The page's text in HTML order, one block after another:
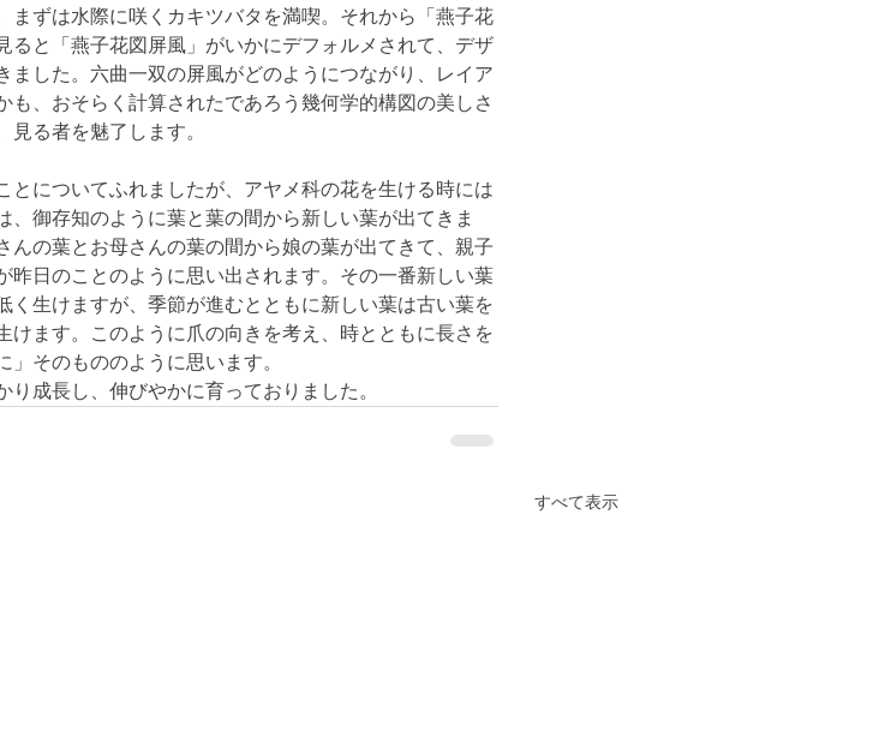
まずは水際に咲くカキツバタを満喫。それから「燕子花
ると「燕子花図屏風」がいかにデフォルメされて、デザ
ました。六曲一双の屏風がどのようにつながり、レイア
、おそらく計算されたであろう幾何学的構図の美しさ
る者を魅了します。
についてふれましたが、アヤメ科の花を生ける時には
御存知のように葉と葉の間から新しい葉が出てきま
の葉とお母さんの葉の間から娘の葉が出てきて、親子
昨日のことのように思い出されます。その一番新しい葉
く生けますが、季節が進むとともに新しい葉は古い葉を
ます。このように爪の向きを考え、時とともに長さを
そのもののように思います。
成長し、伸びやかに育っておりました。
すべて表示